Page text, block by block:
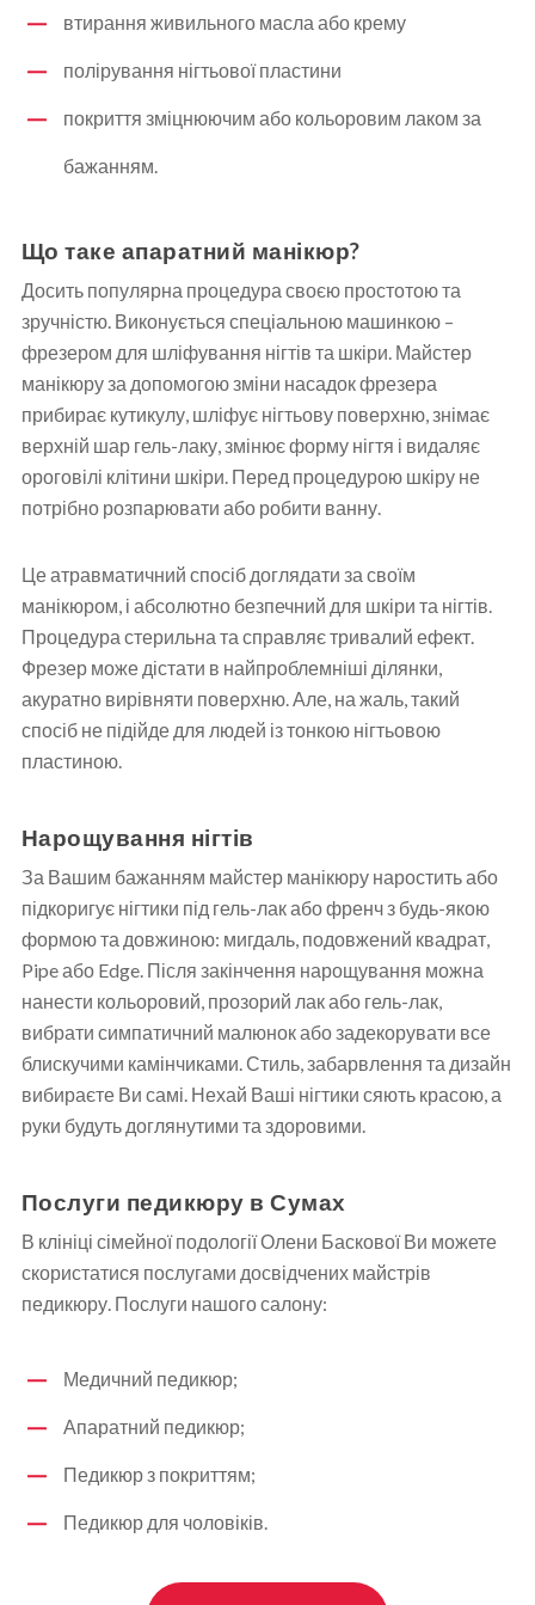
втирання живильного масла або крему
полірування нігтьової пластини
покриття зміцнюючим або кольоровим лаком за
бажанням.
Що таке апаратний манікюр?
Досить популярна процедура своєю простотою та
зручністю. Виконується спеціальною машинкою –
фрезером для шліфування нігтів та шкіри. Майстер
манікюру за допомогою зміни насадок фрезера
прибирає кутикулу, шліфує нігтьову поверхню, знімає
верхній шар гель-лаку, змінює форму нігтя і видаляє
ороговілі клітини шкіри. Перед процедурою шкіру не
потрібно розпарювати або робити ванну.
Це атравматичний спосіб доглядати за своїм
манікюром, і абсолютно безпечний для шкіри та нігтів.
Процедура стерильна та справляє тривалий ефект.
Фрезер може дістати в найпроблемніші ділянки,
акуратно вирівняти поверхню. Але, на жаль, такий
спосіб не підійде для людей із тонкою нігтьовою
пластиною.
Нарощування нігтів
За Вашим бажанням майстер манікюру наростить або
підкоригує нігтики під гель-лак або френч з будь-якою
формою та довжиною: мигдаль, подовжений квадрат,
Pipe або Edge. Після закінчення нарощування можна
нанести кольоровий, прозорий лак або гель-лак,
вибрати симпатичний малюнок або задекорувати все
блискучими камінчиками. Стиль, забарвлення та дизайн
вибираєте Ви самі. Нехай Ваші нігтики сяють красою, а
руки будуть доглянутими та здоровими.
Послуги педикюру в Сумах
В клініці сімейної подології Олени Баскової Ви можете
скористатися послугами досвідчених майстрів
педикюру. Послуги нашого салону:
Медичний педикюр;
Апаратний педикюр;
Педикюр з покриттям;
Педикюр для чоловіків.